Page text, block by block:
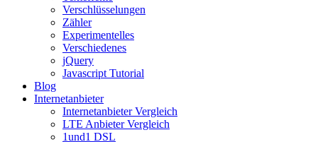
Verschlüsselungen
Zähler
Experimentelles
Verschiedenes
jQuery
Javascript Tutorial
Blog
Internetanbieter
Internetanbieter Vergleich
LTE Anbieter Vergleich
1und1 DSL